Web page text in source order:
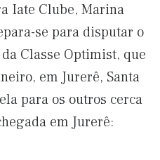
Iate Clube, Marina
se para disputar o
Classe Optimist, que
em Jurerê, Santa
para os outros cerca
em Jurerê: